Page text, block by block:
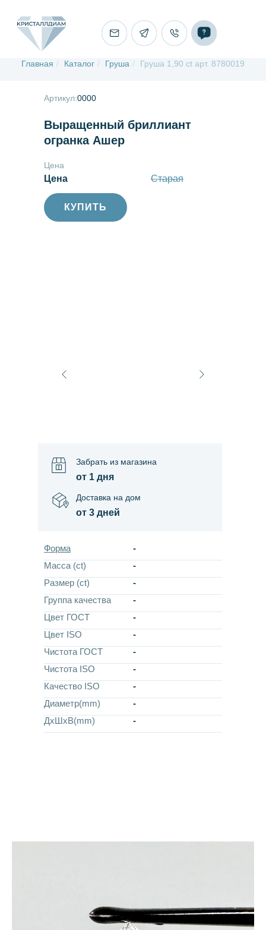
Главная / Каталог / Груша / Груша 1,90 ct арт. 8780019
от 3 дней
Доставка на дом
от 1 дня
Забрать из магазина
Выращенный бриллиант
огранка Ашер
Артикул:0000
Старая
Форма
-
Масса (ct)
-
Размер (ct)
-
Группа качества
-
Цвет ГОСТ
-
Цвет ISO
-
Чистота ГОСТ
-
Чистота ISO
-
Качество ISO
-
Диаметр(mm)
-
ДхШхВ(mm)
-
Цена
Цена
КУПИТЬ